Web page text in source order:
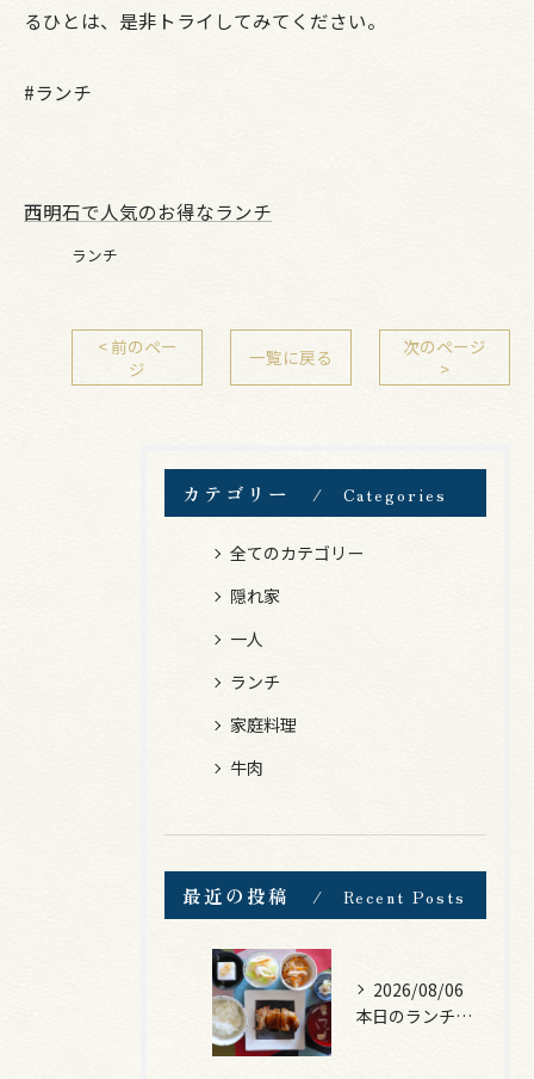
るひとは、是非トライしてみてください。
#ランチ
西明石で人気のお得なランチ
ランチ
< 前のペー
ジ
一覧に戻る
次のページ
>
カテゴリー Categories
全てのカテゴリー
隠れ家
一人
ランチ
家庭料理
牛肉
最近の投稿 Recent Posts
2026/08/06
本日のランチは、照焼きチキン！